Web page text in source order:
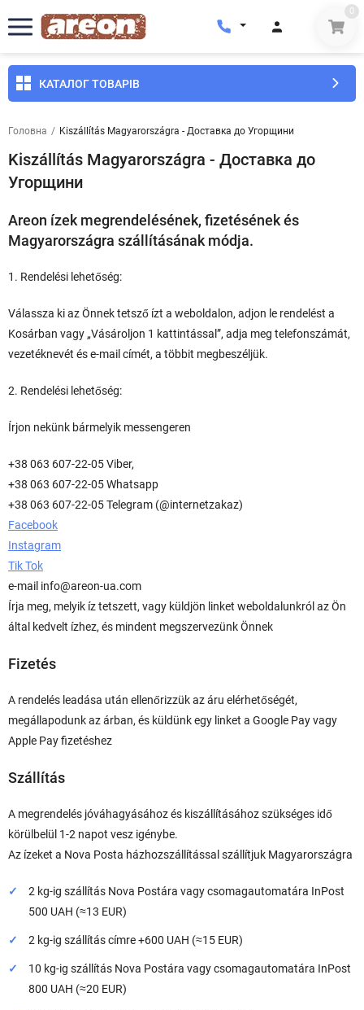
0
КАТАЛОГ ТОВАРІВ
Головна / Kiszállítás Magyarországra - Доставка до Угорщини
Kiszállítás Magyarországra - Доставка до
Угорщини
Areon ízek megrendelésének, fizetésének és
Magyarországra szállításának módja.
1. Rendelési lehetőség:
Válassza ki az Önnek tetsző ízt a weboldalon, adjon le rendelést a
Kosárban vagy „Vásároljon 1 kattintással”, adja meg telefonszámát,
vezetéknevét és e-mail címét, a többit megbeszéljük.
2. Rendelési lehetőség:
Írjon nekünk bármelyik messengeren
+38 063 607-22-05 Viber,
+38 063 607-22-05 Whatsapp
+38 063 607-22-05 Telegram (@internetzakaz)
Facebook
Instagram
Tik Tok
e-mail info@areon-ua.com
Írja meg, melyik íz tetszett, vagy küldjön linket weboldalunkról az Ön
által kedvelt ízhez, és mindent megszervezünk Önnek
Fizetés
A rendelés leadása után ellenőrizzük az áru elérhetőségét,
megállapodunk az árban, és küldünk egy linket a Google Pay vagy
Apple Pay fizetéshez
Szállítás
A megrendelés jóváhagyásához és kiszállításához szükséges idő
körülbelül 1-2 napot vesz igénybe.
Az ízeket a Nova Posta házhozszállítással szállítjuk Magyarországra
2 kg-ig szállítás Nova Postára vagy csomagautomatára InPost
500 UAH (≈13 EUR)
2 kg-ig szállítás címre +600 UAH (≈15 EUR)
10 kg-ig szállítás Nova Postára vagy csomagautomatára InPost
800 UAH (≈20 EUR)